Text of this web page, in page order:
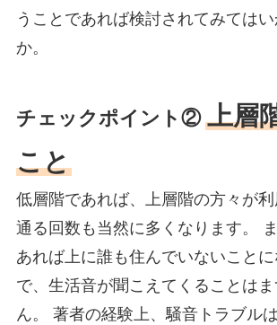
うことであれば検討されてみては
か。
チェックポイント② 上層
こと
低層階であれば、上層階の方々が
通る回数も当然に多くなります。
あれば上に誰も住んでいないこと
で、生活音が聞こえてくることは
ん。 著者の経験上、騒音トラブル